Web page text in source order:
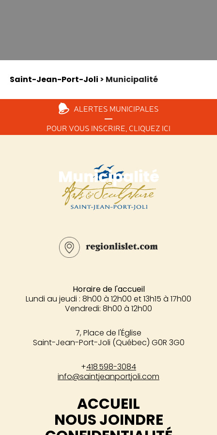
Municipalité
Saint-Jean-Port-Joli > Municipalité
ALERTES MUNICIPALES
POUR VOUS INSCRIRE, CLIQUEZ ICI
Horaire de l'accueil
Lundi au jeudi : 8h00 à 12h00 et 13h15 à 17h00
Vendredi: 8h00 à 12h00
7, Place de l'Église
Saint-Jean-Port-Joli (Québec) G0R 3G0
+418 598-3084
info@saintjeanportjoli.com
ACCUEIL
NOUS JOINDRE